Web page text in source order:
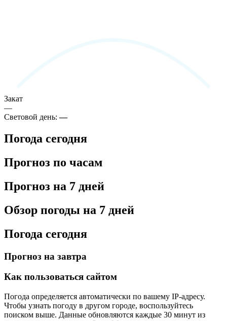
Закат
—
Световой день:—
Погода сегодня
Прогноз по часам
Прогноз на 7 дней
Обзор погоды на 7 дней
Погода сегодня
Прогноз на завтра
Как пользоваться сайтом
Погода определяется автоматически по вашему IP-адресу.
Чтобы узнать погоду в другом городе, воспользуйтесь
поиском выше. Данные обновляются каждые 30 минут из